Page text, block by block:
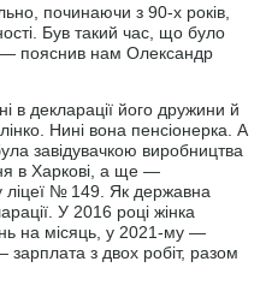
починаючи з 90-х років,
Був такий час, що було
— пояснив нам Олександр
в декларації його дружини й
Нині вона пенсіонерка. А
завідувачкою виробництва
в Харкові, а ще —
ліцеї № 149. Як державна
У 2016 році жінка
на місяць, у 2021-му —
з двох робіт, разом